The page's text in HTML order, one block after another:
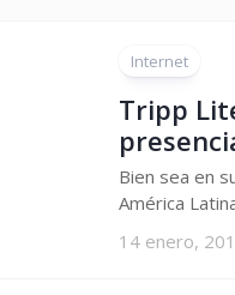
Internet
Tripp
Bien sea en
América
14 enero,